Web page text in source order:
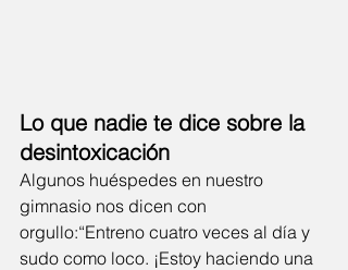
Lo que nadie te dice sobre la
desintoxicación
Algunos huéspedes en nuestro
gimnasio nos dicen con
orgullo:“Entreno cuatro veces al día y
sudo como loco. ¡Estoy haciendo una